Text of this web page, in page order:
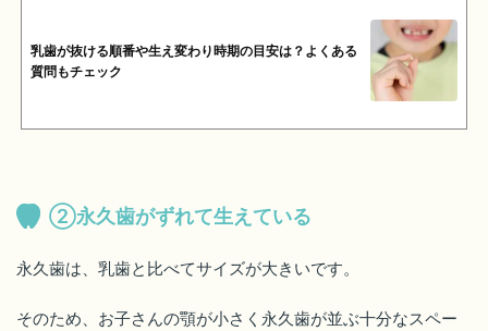
乳歯が抜ける順番や生え変わり時期の目安は？よくある
質問もチェック
②永久歯がずれて生えている
永久歯は、乳歯と比べてサイズが大きいです。
そのため、お子さんの顎が小さく永久歯が並ぶ十分なスペー